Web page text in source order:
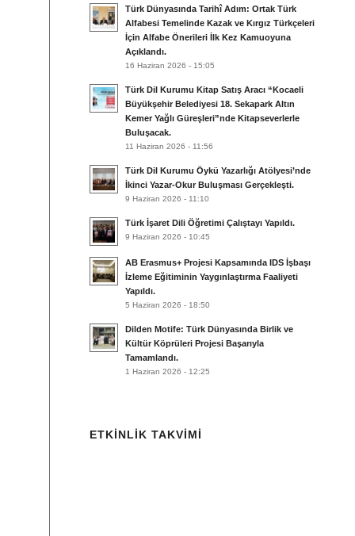
Türk Dünyasında Tarihî Adım: Ortak Türk
Alfabesi Temelinde Kazak ve Kırgız Türkçeleri
İçin Alfabe Önerileri İlk Kez Kamuoyuna
Açıklandı.
16 Haziran 2026 - 15:05
Türk Dil Kurumu Kitap Satış Aracı “Kocaeli
Büyükşehir Belediyesi 18. Sekapark Altın
Kemer Yağlı Güreşleri”nde Kitapseverlerle
Buluşacak.
11 Haziran 2026 - 11:56
Türk Dil Kurumu Öykü Yazarlığı Atölyesi’nde
İkinci Yazar-Okur Buluşması Gerçekleşti.
9 Haziran 2026 - 11:10
Türk İşaret Dili Öğretimi Çalıştayı Yapıldı.
9 Haziran 2026 - 10:45
AB Erasmus+ Projesi Kapsamında IDS İşbaşı
İzleme Eğitiminin Yaygınlaştırma Faaliyeti
Yapıldı.
5 Haziran 2026 - 18:50
Dilden Motife: Türk Dünyasında Birlik ve
Kültür Köprüleri Projesi Başarıyla
Tamamlandı.
1 Haziran 2026 - 12:25
ETKINLIK TAKVIMI